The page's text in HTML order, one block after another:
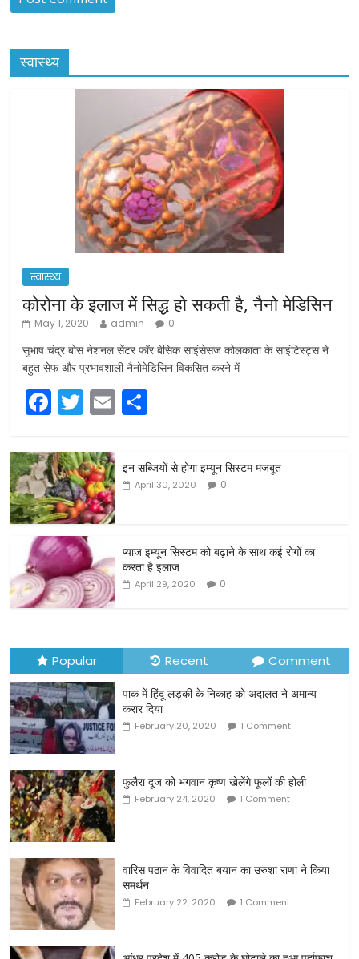
स्वास्थ्य
स्वास्थ्य
कोरोना के इलाज में सिद्ध हो सकती है, नैनो मेडिसिन
May 1, 2020 admin 0
सुभाष चंद्र बोस नेशनल सेंटर फॉर बेसिक साइंसेसज कोलकाता के साइंटिस्ट्स ने
बहुत सेफ और प्रभावशाली नैनोमेडिसिन विकसित करने में
F
c
e
b
o
o
k
T
itt
er
E
ar
e
इन सब्जियों से होगा इम्यून सिस्टम मजबूत
April 30, 2020 0
प्याज इम्यून सिस्टम को बढ़ाने के साथ कई रोगों का
करता है इलाज
April 29, 2020 0
Popular Recent Comment
पाक में हिंदू लड़की के निकाह को अदालत ने अमान्य
करार दिया
February 20, 2020 1 Comment
फुलैरा दूज को भगवान कृष्ण खेलेंगे फूलों की होली
February 24, 2020 1 Comment
वारिस पठान के विवादित बयान का उरुशा राणा ने किया
समर्थन
February 22, 2020 1 Comment